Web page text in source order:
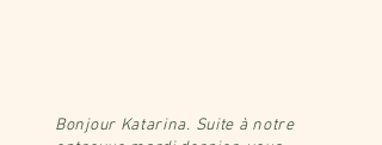
Bonjour Katarina. Suite à notre